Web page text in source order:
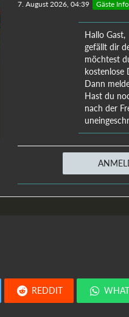
7. August 2026, 04:39 Gäste
Hallo Gast,
gefällt dir
möchtest
kostenlose
Dann
Hast du
nach der
REDDIT